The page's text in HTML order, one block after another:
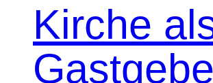
Kirche